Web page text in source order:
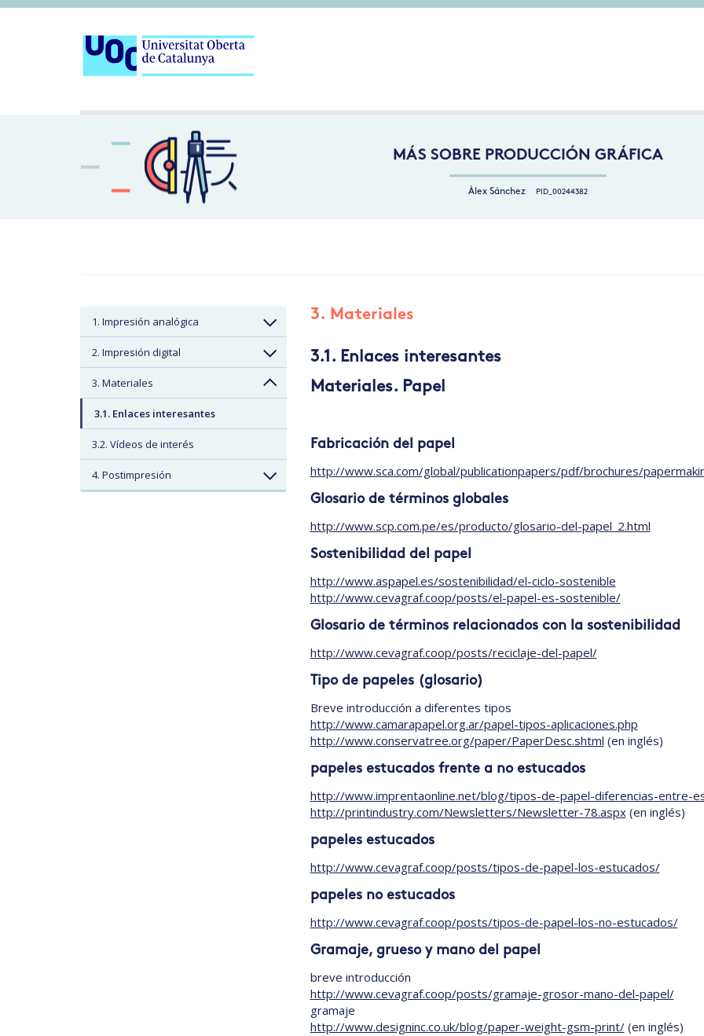
MÁS SOBRE PRODUCCIÓN GRÁFICA
Àlex Sánchez PID_00244382
1. Impresión analógica
2. Impresión digital
3. Materiales
3.1. Enlaces interesantes
3.2. Vídeos de interés
4. Postimpresión
3. Materiales
3.1. Enlaces interesantes
Materiales. Papel
Fabricación del papel
http://www.sca.com/global/publicationpapers/pdf/brochures/
Glosario de términos globales
http://www.scp.com.pe/es/producto/glosario-del-papel_2.html
Sostenibilidad del papel
http://www.aspapel.es/sostenibilidad/el-ciclo-sostenible
http://www.cevagraf.coop/posts/el-papel-es-sostenible/
Glosario de términos relacionados con la sostenibilidad
http://www.cevagraf.coop/posts/reciclaje-del-papel/
Tipo de papeles (glosario)
Breve introducción a diferentes tipos
http://www.camarapapel.org.ar/papel-tipos-aplicaciones.php
http://www.conservatree.org/paper/PaperDesc.shtml (en inglés)
papeles estucados frente a no estucados
http://www.imprentaonline.net/blog/tipos-de-papel-diferencias-entre-
http://printindustry.com/Newsletters/Newsletter-78.aspx(en inglés)
papeles estucados
http://www.cevagraf.coop/posts/tipos-de-papel-los-estucados/
papeles no estucados
http://www.cevagraf.coop/posts/tipos-de-papel-los-no-estucados/
Gramaje, grueso y mano del papel
breve introducción
http://www.cevagraf.coop/posts/gramaje-grosor-mano-del-papel/
gramaje
http://www.designinc.co.uk/blog/paper-weight-gsm-print/(en inglés)